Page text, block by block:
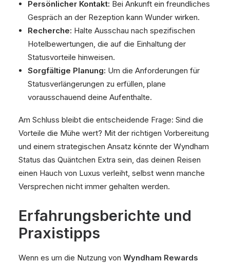
Persönlicher Kontakt: Bei Ankunft ein freundliches
Gespräch an der Rezeption kann Wunder wirken.
Recherche: Halte Ausschau nach spezifischen
Hotelbewertungen, die auf die Einhaltung der
Statusvorteile hinweisen.
Sorgfältige Planung: Um die Anforderungen für
Statusverlängerungen zu erfüllen, plane
vorausschauend deine Aufenthalte.
Am Schluss bleibt die entscheidende Frage: Sind die
Vorteile die Mühe wert? Mit der richtigen Vorbereitung
und einem strategischen Ansatz könnte der Wyndham
Status das Quäntchen Extra sein, das deinen Reisen
einen Hauch von Luxus verleiht, selbst wenn manche
Versprechen nicht immer gehalten werden.
Erfahrungsberichte und
Praxistipps
Wenn es um die Nutzung von Wyndham Rewards